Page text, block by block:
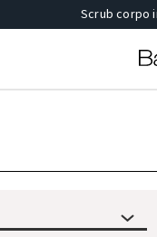
Scrub corpo